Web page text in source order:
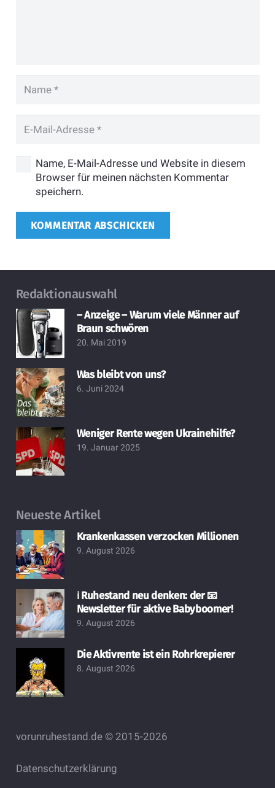
Name, E-Mail-Adresse und Website in diesem
Browser für meinen nächsten Kommentar
speichern.
KOMMENTAR ABSCHICKEN
Redaktionauswahl
– Anzeige – Warum viele Männer auf
Braun schwören
20. Mai 2019
Was bleibt von uns?
6. Juni 2024
Weniger Rente wegen Ukrainehilfe?
19. Januar 2025
Neueste Artikel
Krankenkassen verzocken Millionen
9. August 2026
ℹ️ Ruhestand neu denken: der 📧
Newsletter für aktive Babyboomer!
9. August 2026
Die Aktivrente ist ein Rohrkrepierer
8. August 2026
vorunruhestand.de © 2015-2026
Datenschutzerklärung